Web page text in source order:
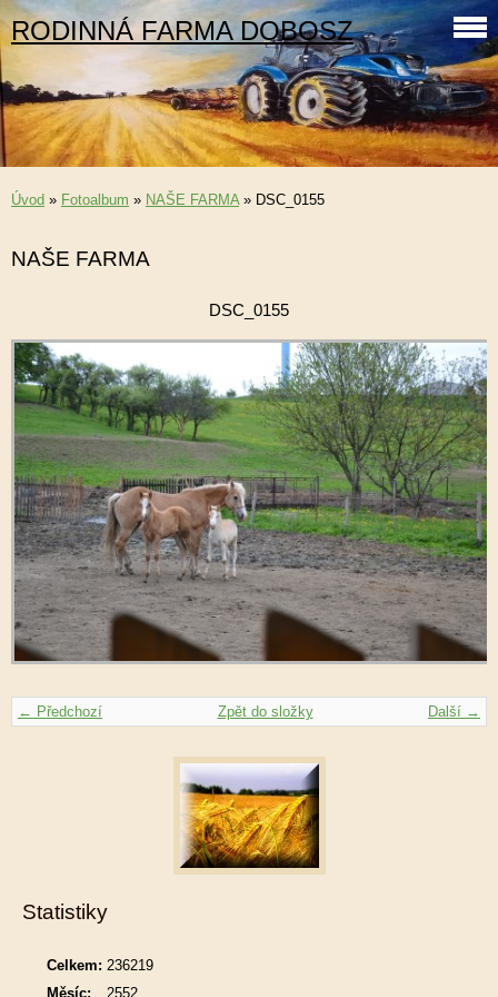
RODINNÁ FARMA DOBOSZ
Úvod » Fotoalbum » NAŠE FARMA» DSC_0155
NAŠE FARMA
DSC_0155
← Předchozí Další →
Zpět do složky
Statistiky
Celkem: 236219
Měsíc:
2552